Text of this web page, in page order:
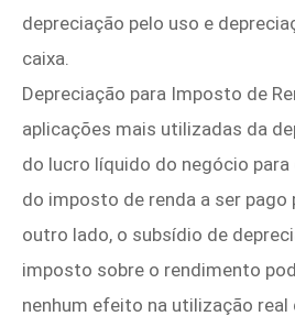
depreciação pelo uso e
caixa.
Depreciação para Imposto de
aplicações mais utilizadas da
do lucro líquido do negócio
do imposto de renda a ser pago
outro lado, o subsídio de
imposto sobre o rendimento
nenhum efeito na utilização real